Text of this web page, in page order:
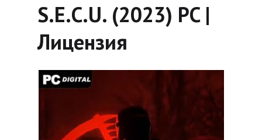
S.E.C.U. (2023) PC |
Лицензия